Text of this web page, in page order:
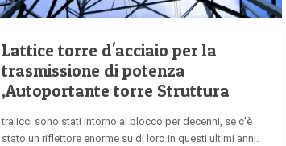
Lattice torre d'acciaio per la
trasmissione di potenza
,Autoportante torre Struttura
tralicci sono stati intorno al blocco per decenni, se c'è
stato un riflettore enorme su di loro in questi ultimi anni.